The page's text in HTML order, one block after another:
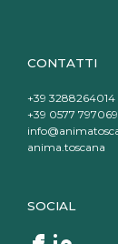
CONTATTI
+39 3288264014
+39 0577
anima.toscana
SOCIAL